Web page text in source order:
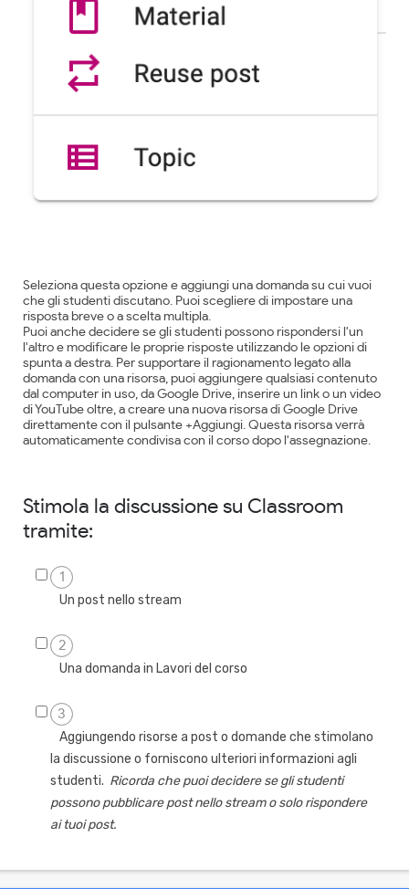
Seleziona questa opzione e aggiungi una domanda su cui vuoi
che gli studenti discutano. Puoi scegliere di impostare una
risposta breve o a scelta multipla.
Puoi anche decidere se gli studenti possono rispondersi l'un
l'altro e modificare le proprie risposte utilizzando le opzioni di
spunta a destra. Per supportare il ragionamento legato alla
domanda con una risorsa, puoi aggiungere qualsiasi contenuto
dal computer in uso, da Google Drive, inserire un link o un video
di YouTube oltre, a creare una nuova risorsa di Google Drive
direttamente con il pulsante +Aggiungi. Questa risorsa verrà
automaticamente condivisa con il corso dopo l'assegnazione.
Stimola la discussione su Classroom
tramite:
1
Un post nello stream
2
Una domanda in Lavori del corso
3
Aggiungendo risorse a post o domande che stimolano
la discussione o forniscono ulteriori informazioni agli
studenti. Ricorda che puoi decidere se gli studenti
possono pubblicare post nello stream o solo rispondere
ai tuoi post.